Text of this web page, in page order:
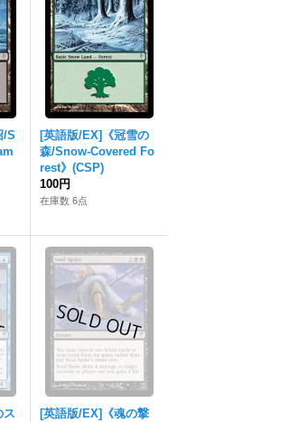
/S
[英語版/EX]《冠雪の
森/Snow-Covered Fo
rest》(CSP)
100円
在庫数 6点
ス
[英語版/EX]《魂の撃